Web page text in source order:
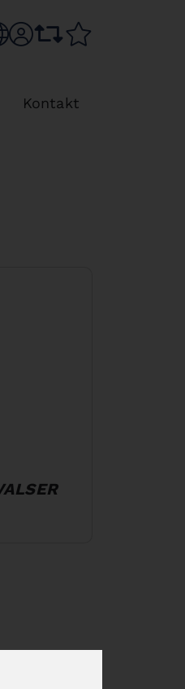
Choose language
sr.accountcomparison list
Kontakt